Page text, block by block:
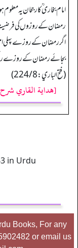
امام بخاری ؒ کا رجحان یہ
رمضان کے روزوں کی
اگررمضان کے روزے پہلی
بجائے رمضان کے روزے
(فتح الباري: 224/8)
[هداية القاري شرح
in Urdu
Books, For any
or email us